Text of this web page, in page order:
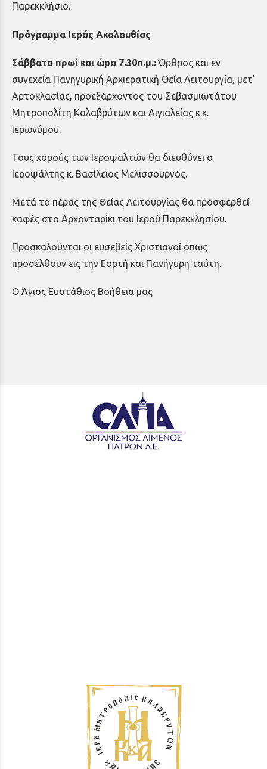
Παρεκκλήσιο.
Πρόγραμμα Ιεράς Ακολουθίας
Σάββατο πρωί και ώρα 7.30π.μ.:Όρθρος και εν
συνεχεία Πανηγυρική Αρχιερατική Θεία Λειτουργία, μετ'
Αρτοκλασίας, προεξάρχοντος του Σεβασμιωτάτου
Μητροπολίτη Καλαβρύτων και Αιγιαλείας κ.κ.
Ιερωνύμου.
Τους χορούς των Ιεροψαλτών θα διευθύνει ο
Ιεροψάλτης κ. Βασίλειος Μελισσουργός.
Μετά το πέρας της Θείας Λειτουργίας θα προσφερθεί
καφές στο Αρχονταρίκι του Ιερού Παρεκκλησίου.
Προσκαλούνται οι ευσεβείς Χριστιανοί όπως
προσέλθουν εις την Εορτή και Πανήγυρη ταύτη.
Ο Άγιος Ευστάθιος Βοήθεια μας